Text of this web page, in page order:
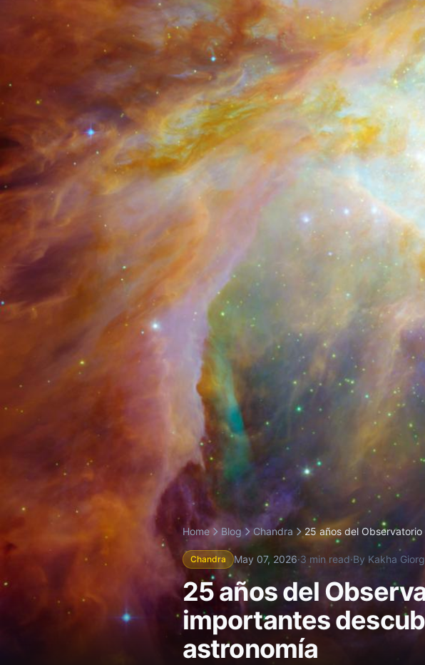
Home Blog Chandra 25 años del
Chandra May 07, 2026·3 min read·By Kakha
25 años del
importantes
astronomía